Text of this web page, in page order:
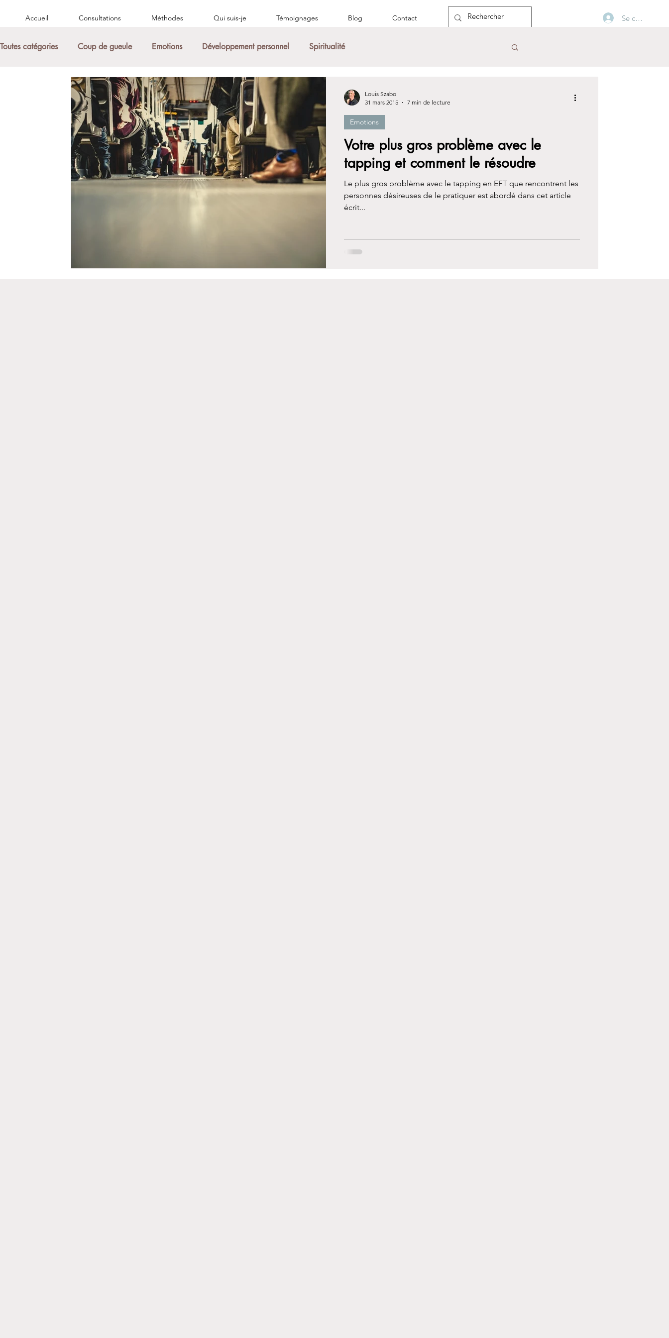
Accueil Consultations Méthodes Qui suis-je Témoignages Blog Contact Se connecter
Toutes catégories Coup de gueule Emotions Développement personnel Spiritualité
Votre plus gros problème avec le
tapping et comment le résoudre
Le plus gros problème avec le tapping en EFT que rencontrent les
personnes désireuses de le pratiquer est abordé dans cet article
écrit...
Emotions
Louis Szabo
31 mars 2015
7 min de lecture